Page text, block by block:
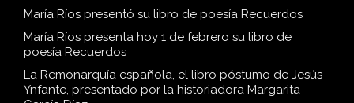
María Ríos presentó su libro de poesía Recuerdos
María Ríos presenta hoy 1 de febrero su libro de
poesía Recuerdos
La Remonarquía española, el libro póstumo de Jesús
Ynfante, presentado por la historiadora Margarita